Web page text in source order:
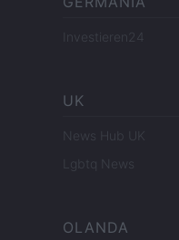
Investieren24
UK
News Hub UK
Lgbtq News
OLANDA